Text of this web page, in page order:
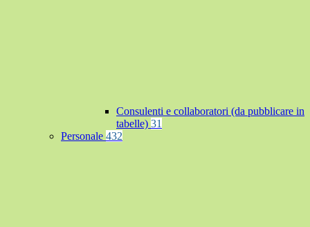
Consulenti e collaboratori (da pubblicare in
tabelle) 31
Personale 432